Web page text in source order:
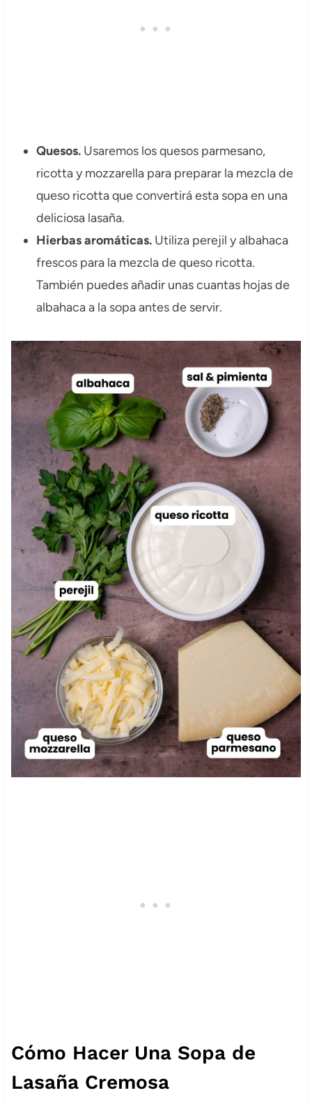
Quesos.Usaremos los quesos parmesano,
ricotta y mozzarella para preparar la mezcla de
queso ricotta que convertirá esta sopa en una
deliciosa lasaña.
Hierbas aromáticas.Utiliza perejil y albahaca
frescos para la mezcla de queso ricotta.
También puedes añadir unas cuantas hojas de
albahaca a la sopa antes de servir.
Cómo Hacer Una Sopa de
Lasaña Cremosa